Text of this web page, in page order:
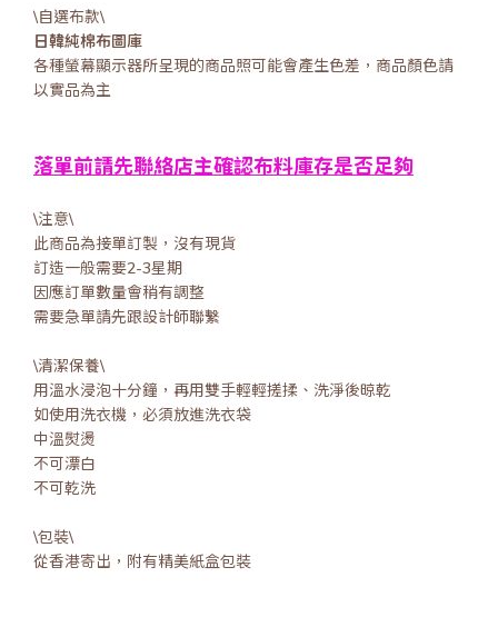
\自選布款\
日韓純棉布圖庫
各種螢幕顯示器所呈現的商品照可能會產生色差，商品顏色請
以實品為主
落單前請先聯絡店主確認布料庫存是否足夠
\注意\
此商品為接單訂製，沒有現貨
訂造一般需要2-3星期
因應訂單數量會稍有調整
需要急單請先跟設計師聯繫
\清潔保養\
用溫水浸泡十分鐘，再用雙手輕輕搓揉、洗淨後晾乾
如使用洗衣機，必須放進洗衣袋
中溫熨燙
不可漂白
不可乾洗
\包裝\
從香港寄出，附有精美紙盒包裝